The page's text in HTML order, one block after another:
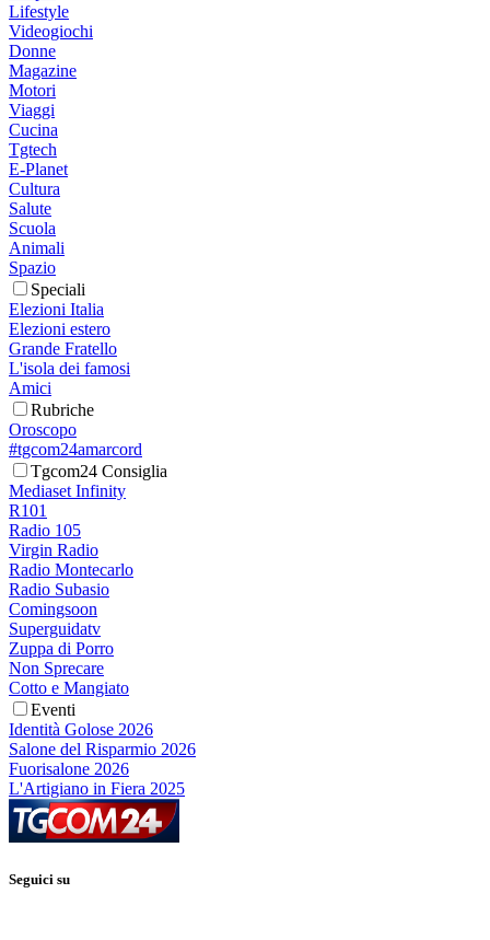
Lifestyle
Videogiochi
Donne
Magazine
Motori
Viaggi
Cucina
Tgtech
E-Planet
Cultura
Salute
Scuola
Animali
Spazio
Speciali
Elezioni Italia
Elezioni estero
Grande Fratello
L'isola dei famosi
Amici
Rubriche
Oroscopo
#tgcom24amarcord
Tgcom24 Consiglia
Mediaset Infinity
R101
Radio 105
Virgin Radio
Radio Montecarlo
Radio Subasio
Comingsoon
Superguidatv
Zuppa di Porro
Non Sprecare
Cotto e Mangiato
Eventi
Identità Golose 2026
Salone del Risparmio 2026
Fuorisalone 2026
L'Artigiano in Fiera 2025
Seguici su